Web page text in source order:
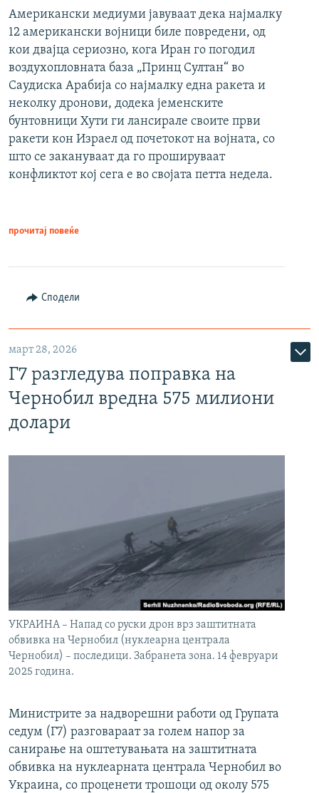
Американски медиуми јавуваат дека најмалку
12 американски војници биле повредени, од
кои двајца сериозно, кога Иран го погодил
воздухопловната база „Принц Султан“ во
Саудиска Арабија со најмалку една ракета и
неколку дронови, додека јеменските
бунтовници Хути ги лансирале своите први
ракети кон Израел од почетокот на војната, со
што се закануваат да го прошируваат
конфликтот кој сега е во својата петта недела.
прочитај повеќе
Сподели
март 28, 2026
Г7 разгледува поправка на
Чернобил вредна 575 милиони
долари
УКРАИНА – Напад со руски дрон врз заштитната
обвивка на Чернобил (нуклеарна централа
Чернобил) – последици. Забранета зона. 14 февруари
2025 година.
Министрите за надворешни работи од Групата
седум (Г7) разговараат за голем напор за
санирање на оштетувањата на заштитната
обвивка на нуклеарната централа Чернобил во
Украина, со проценети трошоци од околу 575